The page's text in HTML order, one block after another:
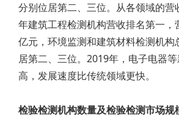
分别位居第二、三位。从各领域的营
年建筑工程检测机构营收排名第一，
亿元，环境监测和建筑材料检测机构
居第二、三位。2019年，电子电器
高，发展速度比传统领域更快。
检验检测机构数量及检验检测市场规